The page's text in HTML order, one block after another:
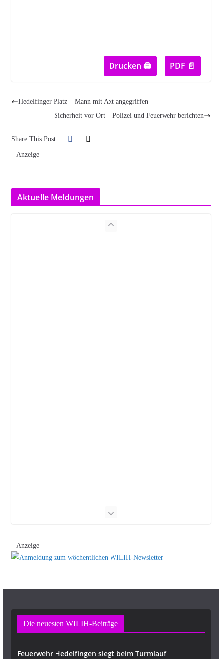
Drucken 🖨 PDF 📄
Hedelfinger Platz – Mann mit Axt angegriffen
Sicherheit vor Ort – Polizei und Feuerwehr berichten
Share This Post:
– Anzeige –
Aktuelle Meldungen
– Anzeige –
Die neuesten WILIH-Beiträge
Feuerwehr Hedelfingen siegt beim Turmlauf